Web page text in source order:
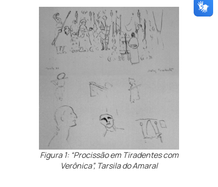
Figura 1: “Procissão em Tiradentes com
Verônica”, Tarsila do Amaral